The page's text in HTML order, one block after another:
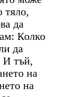
тяло,
да
Колко
да
И тъй,
на
на